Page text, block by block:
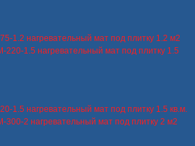
1.2 нагревательный мат под плитку 1.2 м2
1.5 нагревательный мат под плитку 1.5 кв.м.